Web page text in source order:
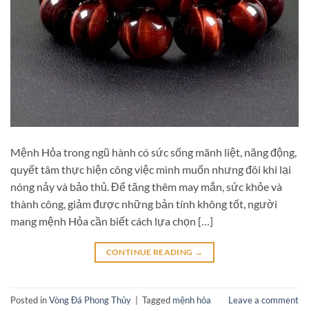
Mệnh Hỏa trong ngũ hành có sức sống mãnh liệt, năng động,
quyết tâm thực hiện công việc mình muốn nhưng đôi khi lại
nóng nảy và bảo thủ. Để tăng thêm may mắn, sức khỏe và
thành công, giảm được những bản tính không tốt, người
mang mệnh Hỏa cần biết cách lựa chọn […]
CONTINUE READING →
Posted inVòng Đá Phong Thủy | Tagged mệnh hỏa Leave a comment